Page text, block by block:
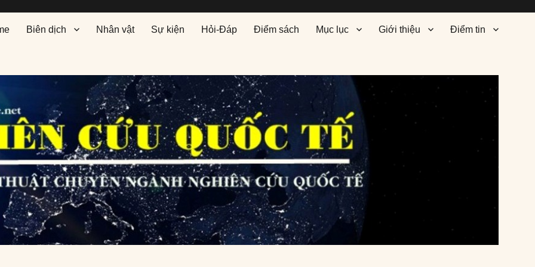
Biên dịch Nhân vật Sự kiện Hỏi-Đáp Điểm sách Mục lục Giới thiệu Điểm tin